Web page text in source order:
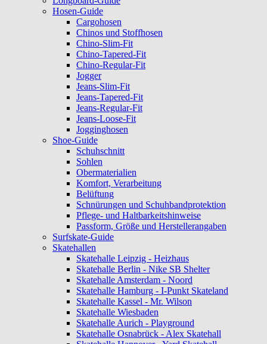
Hosen-Guide
Cargohosen
Chinos und Stoffhosen
Chino-Slim-Fit
Chino-Tapered-Fit
Chino-Regular-Fit
Jogger
Jeans-Slim-Fit
Jeans-Tapered-Fit
Jeans-Regular-Fit
Jeans-Loose-Fit
Jogginghosen
Shoe-Guide
Schuhschnitt
Sohlen
Obermaterialien
Komfort, Verarbeitung
Belüftung
Schnürungen und Schuhbandprotektion
Pflege- und Haltbarkeitshinweise
Passform, Größe und Herstellerangaben
Surfskate-Guide
Skatehallen
Skatehalle Leipzig - Heizhaus
Skatehalle Berlin - Nike SB Shelter
Skatehalle Amsterdam - Noord
Skatehalle Hamburg - I-Punkt Skateland
Skatehalle Kassel - Mr. Wilson
Skatehalle Wiesbaden
Skatehalle Aurich - Playground
Skatehalle Osnabrück - Alex Skatehall